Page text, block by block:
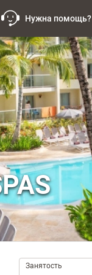
Нужна помощь?
Занятость
Занятость